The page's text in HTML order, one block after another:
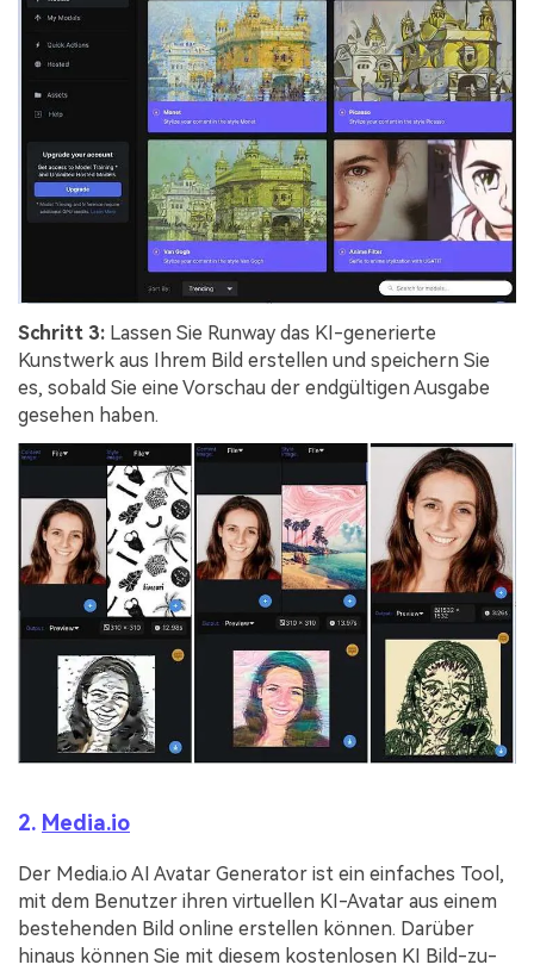
Schritt 3: Lassen Sie Runway das KI-generierte
Kunstwerk aus Ihrem Bild erstellen und speichern Sie
es, sobald Sie eine Vorschau der endgültigen Ausgabe
gesehen haben.
2. Media.io
Der Media.io AI Avatar Generator ist ein einfaches Tool,
mit dem Benutzer ihren virtuellen KI-Avatar aus einem
bestehenden Bild online erstellen können. Darüber
hinaus können Sie mit diesem kostenlosen KI Bild-zu-